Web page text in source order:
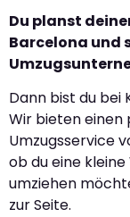
Du planst
Barcelona und
Dann bist du bei
Wir bieten einen
Umzugsservice
ob du eine
umziehen
zur Seite.